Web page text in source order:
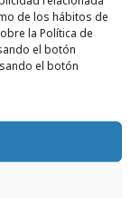
de los hábitos de
la Política de
el botón
el botón
por la